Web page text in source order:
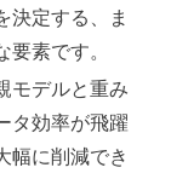
決定する、ま
素です。
モデルと重み
タ効率が飛躍
幅に削減でき